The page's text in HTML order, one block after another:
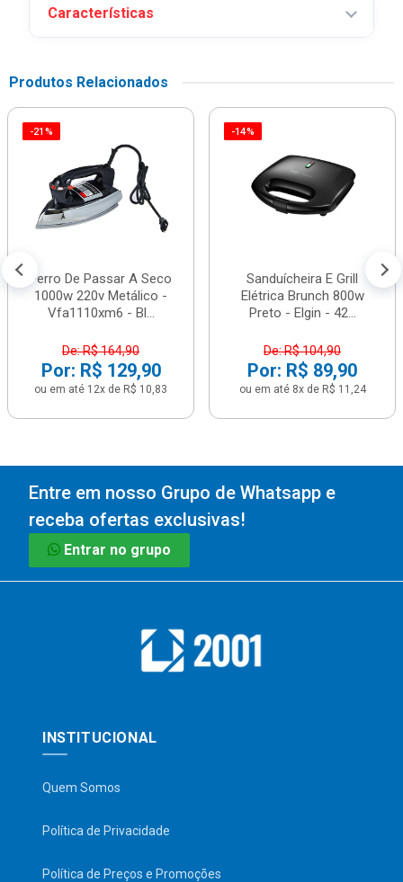
Características
Produtos Relacionados
-21%
Ferro De Passar A Seco
1000w 220v Metálico -
Vfa1110xm6 - Bl...
De: R$ 164,90
Por: R$ 129,90
ou em até 12x de R$ 10,83
-14%
Sanduícheira E Grill
Elétrica Brunch 800w
Preto - Elgin - 42...
De: R$ 104,90
Por: R$ 89,90
ou em até 8x de R$ 11,24
Entre em nosso Grupo de Whatsapp e
receba ofertas exclusivas!
Entrar no grupo
INSTITUCIONAL
Quem Somos
Política de Privacidade
Política de Preços e Promoções